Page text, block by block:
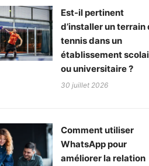
Est-il pertinent
d’installer un terrain
tennis dans un
établissement
ou universitaire ?
30 juillet 2026
Comment utiliser
WhatsApp pour
améliorer la relation